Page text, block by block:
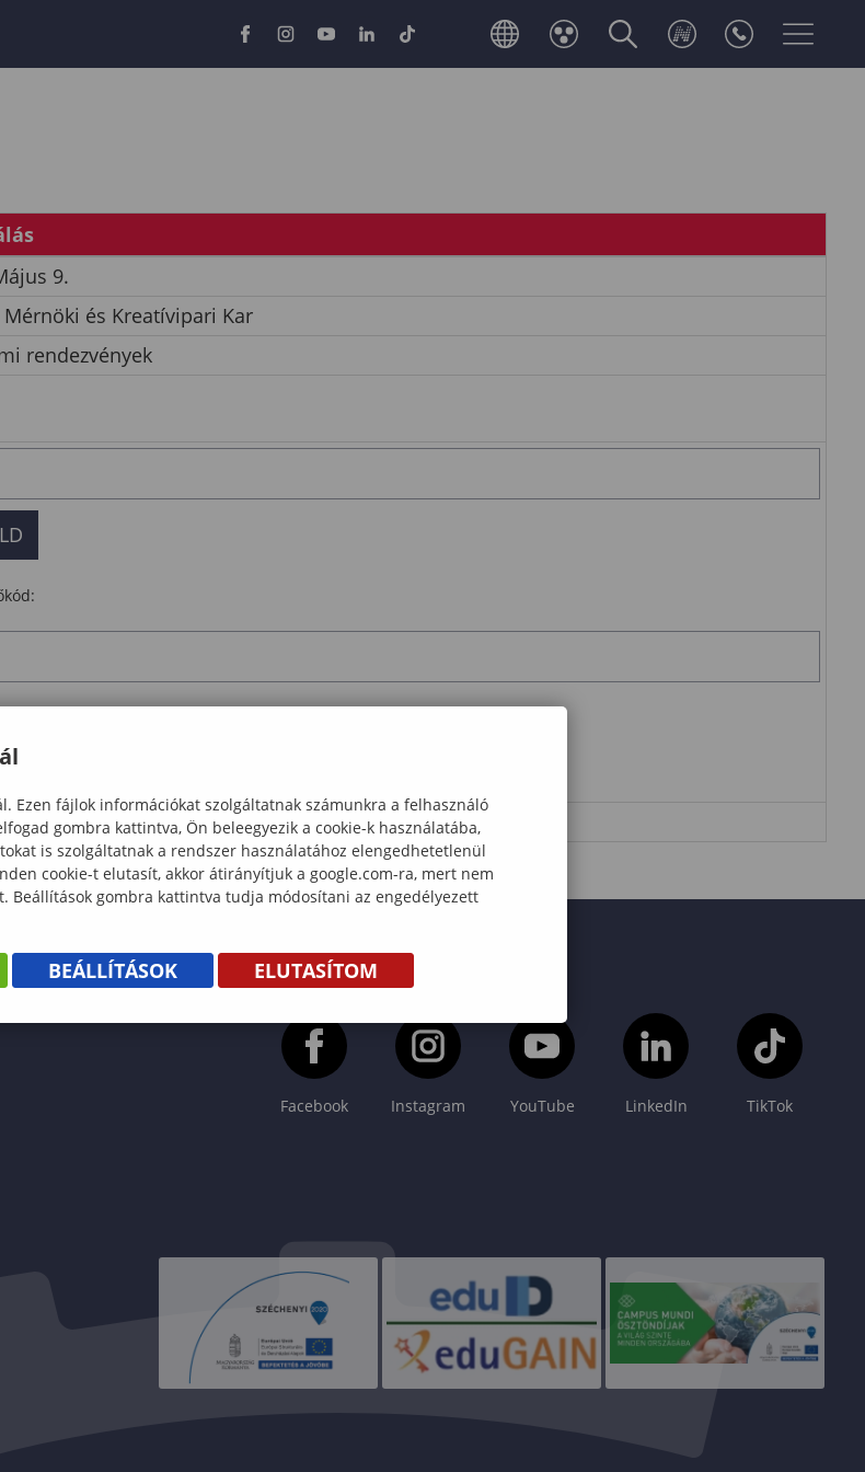
9.
Mérnöki és Kreatívipari Kar
rendezvények
Facebook Instagram YouTube LinkedIn TikTok
Ezen fájlok információkat szolgáltatnak számunkra a felhasználó
gombra kattintva, Ön beleegyezik a cookie-k használatába,
is szolgáltatnak a rendszer használatához elengedhetetlenül
cookie-t elutasít, akkor átirányítjuk a google.com-ra, mert nem
gombra kattintva tudja módosítani az engedélyezett
BEÁLLÍTÁSOK ELUTASÍTOM